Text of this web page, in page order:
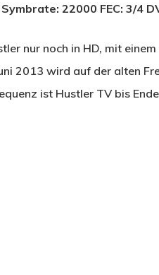
22000 FEC: 3/4
nur noch in HD, mit
2013 wird auf der alten
ist Hustler TV bis